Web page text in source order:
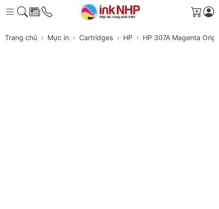
Giỏ
Trang chủ Mực in Cartridges HP HP 307A Magenta